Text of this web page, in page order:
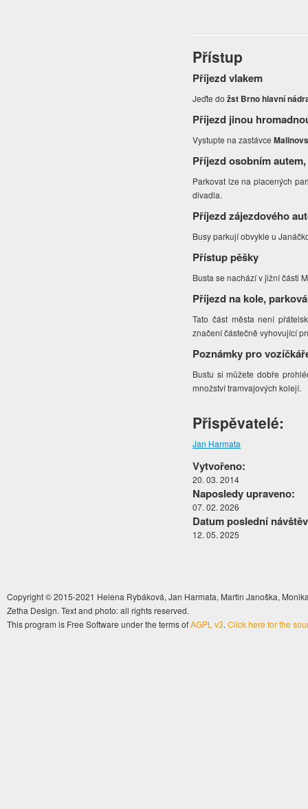
Přístup
Příjezd vlakem
Jeďte dožst Brno hlavní
Příjezd jinou
Vystupte na zastávce
Příjezd osobním
Parkovat lze na placených
divadla.
Příjezd zájezdového
Busy parkují obvykle u
Přístup pěšky
Busta se nachází v jižní části
Příjezd na kole,
Tato část města není
značení částečně vyhovující
Poznámky pro
Bustu si můžete dobře
množství tramvajových kolejí.
Přispěvatelé:
Jan Harmata
Vytvořeno:
20. 03. 2014
Naposledy upraveno:
07. 02. 2026
Datum poslední
12. 05. 2025
Copyright © 2015-2021 Helena Rybáková, Jan Harmata, Martin Janoška,
Zetha Design. Text and photo: all rights reserved.
This program is Free Software under the terms ofAGPL v3. Click here for the